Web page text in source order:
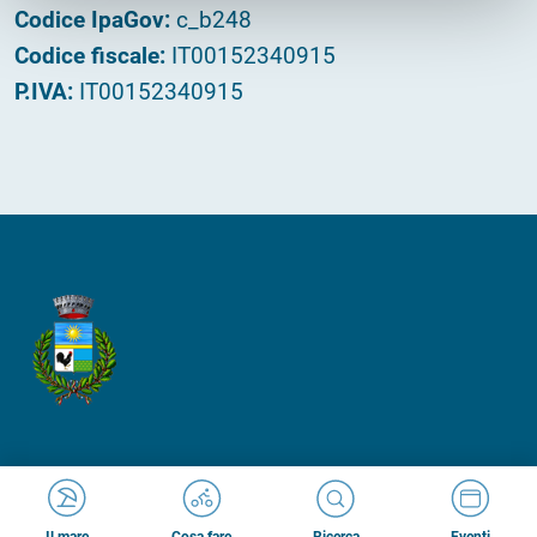
Codice IpaGov: c_b248
Codice fiscale: IT00152340915
P.IVA: IT00152340915
Made inKumbe with passion